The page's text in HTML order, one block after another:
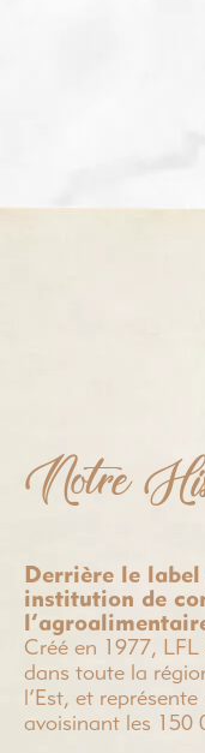
Notre
Derrière le label
institution de
Créé en 1977,
dans toute la
l’Est, et
avoisinant les 150